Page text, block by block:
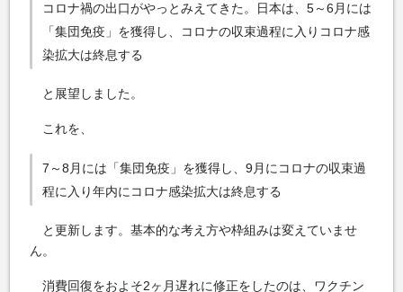
コロナ禍の出口がやっとみえてきた。日本は、5～6月には
「集団免疫」を獲得し、コロナの収束過程に入りコロナ感
染拡大は終息する
と展望しました。
これを、
7～8月には「集団免疫」を獲得し、9月にコロナの収束過
程に入り年内にコロナ感染拡大は終息する
と更新します。基本的な考え方や枠組みは変えていませ
ん。
消費回復をおよそ2ヶ月遅れに修正をしたのは、ワクチン